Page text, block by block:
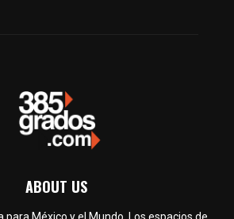
ABOUT US
para México y el Mundo. Los espacios de